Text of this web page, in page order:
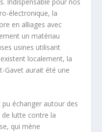
électronique, la
en alliages avec
un matériau
usines utilisant
localement, la
Gavet aurait été une
pu échanger autour des
lutte contre la
qui mène